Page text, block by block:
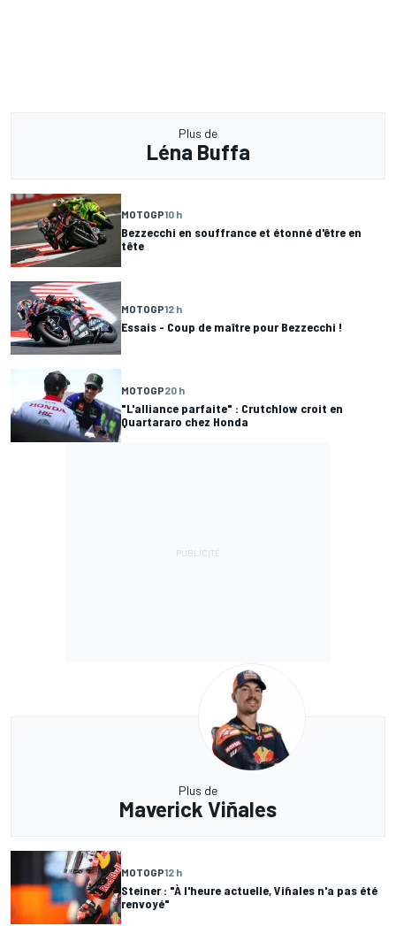
Plus de
Léna Buffa
MOTOGP10 h
Bezzecchi en souffrance et étonné d'être en
tête
MOTOGP12 h
Essais - Coup de maître pour Bezzecchi !
MOTOGP20 h
"L'alliance parfaite" : Crutchlow croit en
Quartararo chez Honda
Plus de
Maverick Viñales
MOTOGP12 h
Steiner : "À l'heure actuelle, Viñales n'a pas été
renvoyé"